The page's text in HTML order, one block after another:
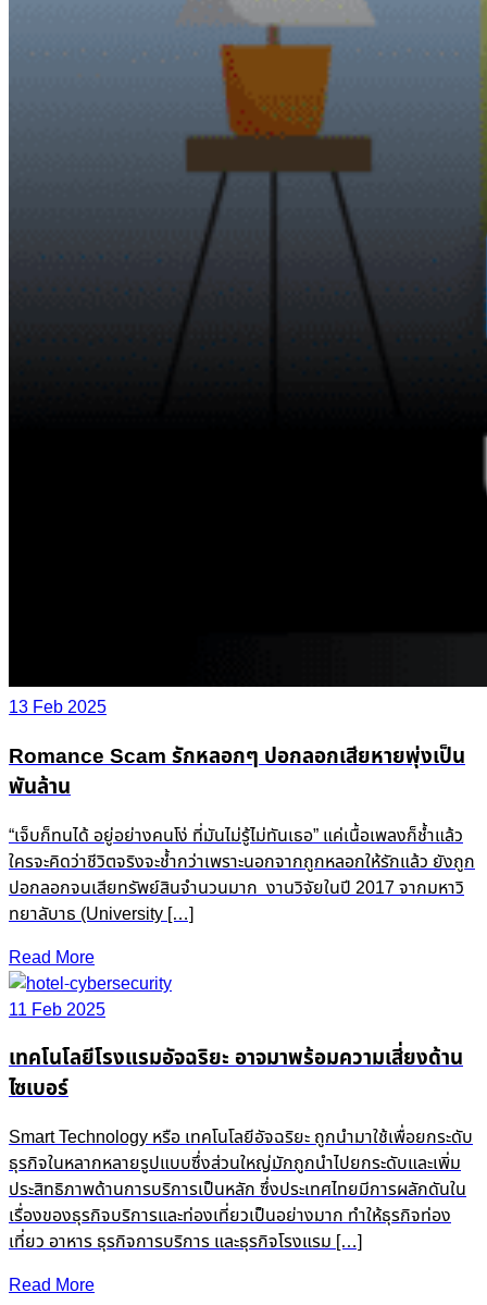
13 Feb 2025
Romance Scam รักหลอกๆ ปอกลอกเสียหายพุ่งเป็น
พันล้าน
“เจ็บก็ทนได้ อยู่อย่างคนโง่ ที่มันไม่รู้ไม่ทันเธอ” แค่เนื้อเพลงก็ช้ำแล้ว
ใครจะคิดว่าชีวิตจริงจะช้ำกว่าเพราะนอกจากถูกหลอกให้รักแล้ว ยังถูก
ปอกลอกจนเสียทรัพย์สินจำนวนมาก งานวิจัยในปี 2017 จากมหาวิ
ทยาลับาธ (University […]
Read More
11 Feb 2025
เทคโนโลยีโรงแรมอัจฉริยะ อาจมาพร้อมความเสี่ยงด้าน
ไซเบอร์
Smart Technology หรือ เทคโนโลยีอัจฉริยะ ถูกนำมาใช้เพื่อยกระดับ
ธุรกิจในหลากหลายรูปแบบซึ่งส่วนใหญ่มักถูกนำไปยกระดับและเพิ่ม
ประสิทธิภาพด้านการบริการเป็นหลัก ซึ่งประเทศไทยมีการผลักดันใน
เรื่องของธุรกิจบริการและท่องเที่ยวเป็นอย่างมาก ทำให้ธุรกิจท่อง
เที่ยว อาหาร ธุรกิจการบริการ และธุรกิจโรงแรม […]
Read More